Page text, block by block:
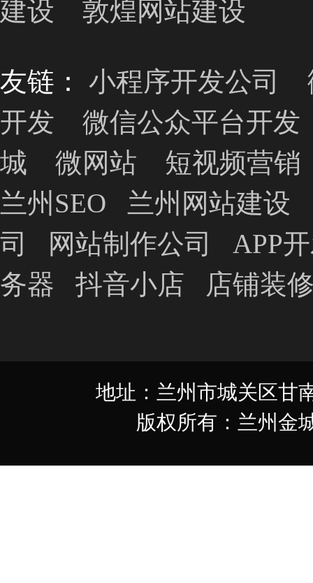
建设
敦煌网站建设
友链： 小程序开发公司
开发
微信公众平台开发
城
微网站
短视频营销
兰州SEO
兰州网站建设
司
网站制作公司
APP
务器
抖音小店 店铺装
地址：兰州市城关区甘
版权所有：兰州金